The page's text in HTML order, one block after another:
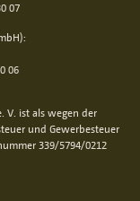
07
06
V. ist als wegen der
und Gewerbesteuer
339/5794/0212